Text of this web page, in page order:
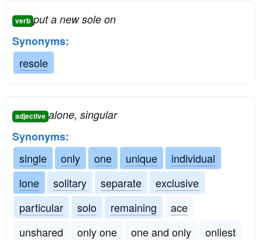
verb put a new sole on
Synonyms:
resole
adjective alone, singular
Synonyms:
single
only one unique
individual
lone
solitary separate
exclusive
particular
solo remaining
ace
unshared
only one one and only onliest